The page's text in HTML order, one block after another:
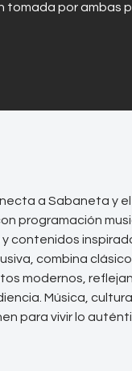
tomada por ambas
a Sabaneta y el
programación
contenidos
combina
modernos,
Música,
para vivir lo